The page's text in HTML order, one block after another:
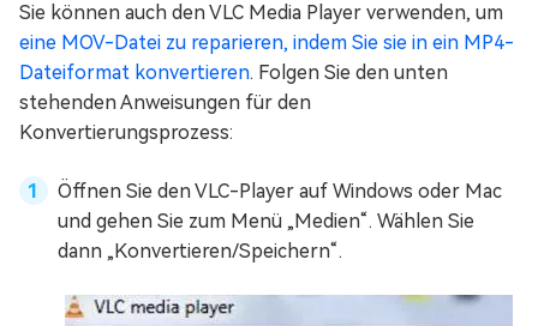
Sie können auch den VLC Media Player verwenden, um
eine MOV-Datei zu reparieren, indem Sie sie in ein MP4-
Dateiformat konvertieren. Folgen Sie den unten
stehenden Anweisungen für den
Konvertierungsprozess:
Öffnen Sie den VLC-Player auf Windows oder Mac
und gehen Sie zum Menü „Medien“. Wählen Sie
dann „Konvertieren/Speichern“.